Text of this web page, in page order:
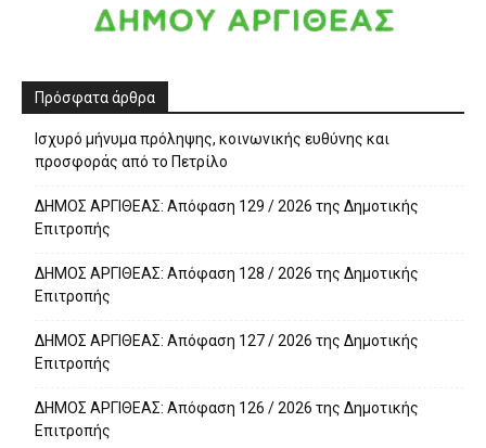
Πρόσφατα άρθρα
Ισχυρό μήνυμα πρόληψης, κοινωνικής ευθύνης και
προσφοράς από το Πετρίλο
ΔΗΜΟΣ ΑΡΓΙΘΕΑΣ: Απόφαση 129 / 2026 της Δημοτικής
Επιτροπής
ΔΗΜΟΣ ΑΡΓΙΘΕΑΣ: Απόφαση 128 / 2026 της Δημοτικής
Επιτροπής
ΔΗΜΟΣ ΑΡΓΙΘΕΑΣ: Απόφαση 127 / 2026 της Δημοτικής
Επιτροπής
ΔΗΜΟΣ ΑΡΓΙΘΕΑΣ: Απόφαση 126 / 2026 της Δημοτικής
Επιτροπής